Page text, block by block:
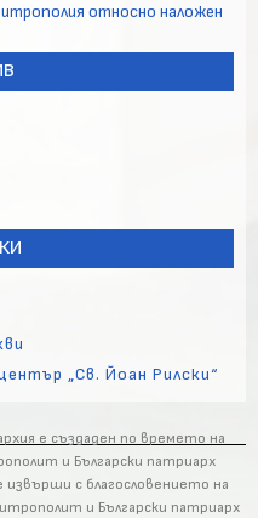
относно наложен
„Св. Йоан Рилски“
е създаден по времето на
и Български патриарх
с благословението на
и Български патриарх